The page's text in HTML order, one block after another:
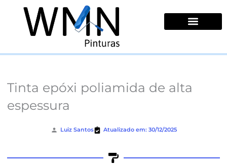
conteúdo
Tinta epóxi poliamida de alta
espessura
Luiz Santos Atualizado em: 30/12/2025